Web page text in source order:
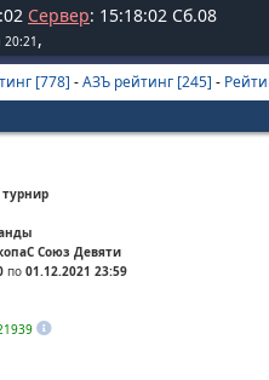
:02 Сервер: 15:18:02 Сб.08
20:21 ,
[778] -АЗЪ рейтинг [245] -
Союз Девяти
по 01.12.2021 23:59